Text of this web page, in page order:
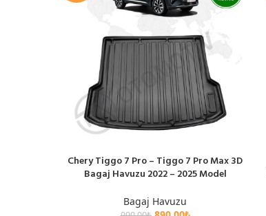
SEPETE EKLE
Chery Tiggo 7 Pro – Tiggo 7 Pro Max 3D
Bagaj Havuzu 2022 – 2025 Model
Bagaj Havuzu